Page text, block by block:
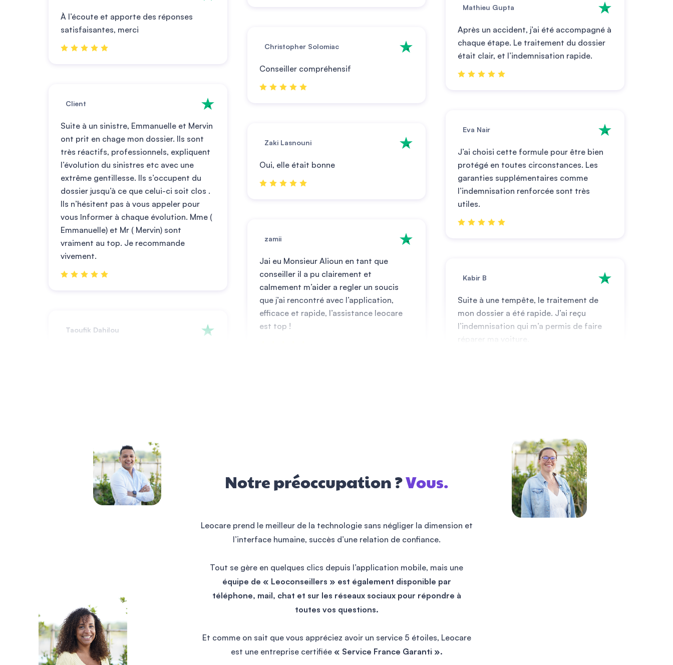
À l’écoute et apporte des réponses
satisfaisantes, merci
Client
Suite à un sinistre, Emmanuelle et Mervin
ont prit en chage mon dossier. Ils sont
très réactifs, professionnels, expliquent
l’évolution du sinistres etc avec une
extrême gentillesse. Ils s’occupent du
dossier jusqu’à ce que celui-ci soit clos .
Ils n’hésitent pas à vous appeler pour
vous înformer à chaque évolution. Mme (
Emmanuelle) et Mr ( Mervin) sont
vraiment au top. Je recommande
vivement.
Taoufik Dahilou
Conseillers à l’école très professionnels
je recommande fortement
Les délais entre assurance sont un peu
long mais malgré tout, je suis quand
même assuré.
Yassine de LEOCARE est un très bon
conseiller.
Christopher Solomiac
Conseiller compréhensif
Zaki Lasnouni
Oui, elle était bonne
zamii
Jai eu Monsieur Alioun en tant que
conseiller il a pu clairement et
calmement m’aider a regler un soucis
que j’ai rencontré avec l’application,
efficace et rapide, l’assistance leocare
est top !
Kam
Merci beaucoup à Alexandre et Nordine
aide et leur accompagnement.
On aimerait vraiment avoir plus souvent
ce genre de conseillers !
Au plaisir ☺️,
Mathieu Gupta
Après un accident, j’ai été accompagné à
chaque étape. Le traitement du dossier
était clair, et l’indemnisation rapide.
Eva Nair
J’ai choisi cette formule pour être bien
protégé en toutes circonstances. Les
garanties supplémentaires comme
l’indemnisation renforcée sont très
utiles.
Kabir B
Suite à une tempête, le traitement de
mon dossier a été rapide. J’ai reçu
l’indemnisation qui m’a permis de faire
réparer ma voiture.
grâce à l’option sans franchise. Merci à
l’équipe pour leur réactivité et leur
J’ai opté pour l’option zéro franchise, et
Aucun frais à avancer, et tout a été pris
Notre préoccupation ?Vous.
Leocare prend le meilleur de la technologie sans négliger la dimension et
l’interface humaine, succès d’une relation de confiance.
Tout se gère en quelques clics depuis l’application mobile, mais une
équipe de « Leoconseillers » est également disponible par
téléphone, mail, chat et sur les réseaux sociaux pour répondre à
toutes vos questions.
Et comme on sait que vous appréciez avoir un service 5 étoiles, Leocare
est une entreprise certifiée « Service France Garanti ».